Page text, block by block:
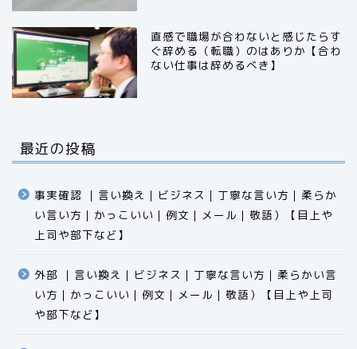
直感で職場が合わないと感じたらす
ぐ辞める（転職）のはありか【合わ
ない仕事は辞めるべき】
最近の投稿
事実確認 ｜言い換え｜ビジネス｜丁寧な言い方｜柔らか
い言い方｜かっこいい｜例文｜メール｜敬語）【目上や
上司や部下など】​​​​​​​​​​​​​​​​
外部 ｜言い換え｜ビジネス｜丁寧な言い方｜柔らかい言
い方｜かっこいい｜例文｜メール｜敬語）【目上や上司
や部下など】​​​​​​​​​​​​​​​​
食品